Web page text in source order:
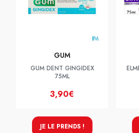
GUM
GUM DENT GINGIDEX
75ML
3,90€
JE LE PRENDS !